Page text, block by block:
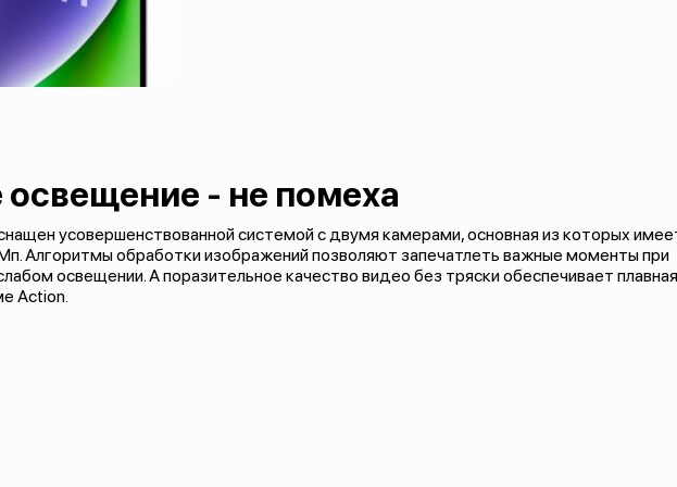
- не помеха
усовершенствованной системой с двумя камерами, основная из которых
Алгоритмы обработки изображений позволяют запечатлеть важные моменты при
освещении. А поразительное качество видео без тряски обеспечивает плавная
Action.